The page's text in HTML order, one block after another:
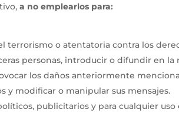
a no emplearlos para:
terrorismo o atentatoria contra los
personas, introducir o difundir en la
los daños anteriormente
y modificar o manipular sus mensajes.
publicitarios y para cualquier uso